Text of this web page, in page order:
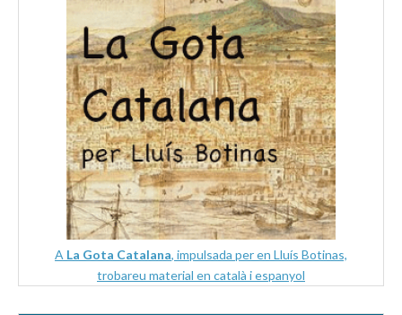
A La Gota Catalana, impulsada per en Lluís Botinas,
trobareu material en català i espanyol